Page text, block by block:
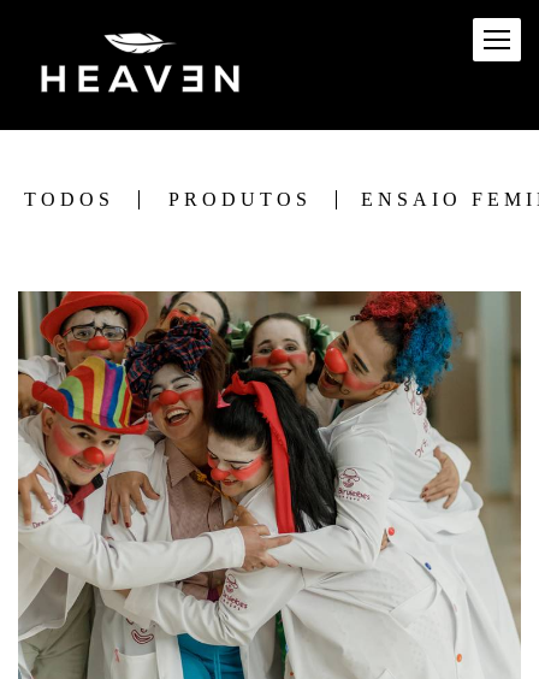
TODOS PRODUTOS ENSAIO
108 0